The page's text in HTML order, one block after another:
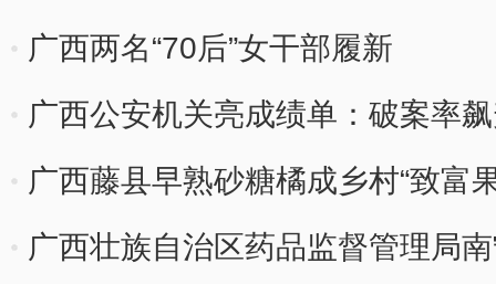
广西两名“70后”女干部履新
广西公安机关亮成绩单：破案率
广西藤县早熟砂糖橘成乡村“致富
广西壮族自治区药品监督管理局